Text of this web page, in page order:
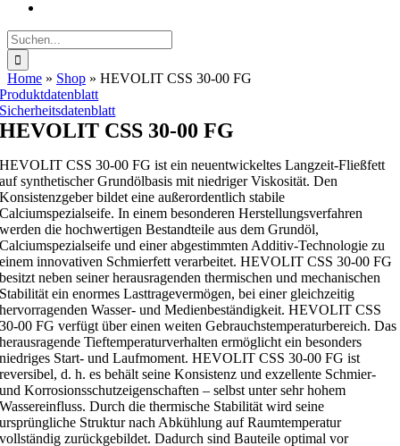
Suche
nach:
Home » Shop » HEVOLIT CSS 30-00 FG
Produktdatenblatt
Sicherheitsdatenblatt
HEVOLIT CSS 30-00 FG
HEVOLIT CSS 30-00 FG ist ein neuentwickeltes Langzeit-Fließfett
auf synthetischer Grundölbasis mit niedriger Viskosität. Den
Konsistenzgeber bildet eine außerordentlich stabile
Calciumspezialseife. In einem besonderen Herstellungsverfahren
werden die hochwertigen Bestandteile aus dem Grundöl,
Calciumspezialseife und einer abgestimmten Additiv-Technologie zu
einem innovativen Schmierfett verarbeitet. HEVOLIT CSS 30-00 FG
besitzt neben seiner herausragenden thermischen und mechanischen
Stabilität ein enormes Lasttragevermögen, bei einer gleichzeitig
hervorragenden Wasser- und Medienbeständigkeit. HEVOLIT CSS
30-00 FG verfügt über einen weiten Gebrauchstemperaturbereich. Das
herausragende Tieftemperaturverhalten ermöglicht ein besonders
niedriges Start- und Laufmoment. HEVOLIT CSS 30-00 FG ist
reversibel, d. h. es behält seine Konsistenz und exzellente Schmier-
und Korrosionsschutzeigenschaften – selbst unter sehr hohem
Wassereinfluss. Durch die thermische Stabilität wird seine
ursprüngliche Struktur nach Abkühlung auf Raumtemperatur
vollständig zurückgebildet. Dadurch sind Bauteile optimal vor